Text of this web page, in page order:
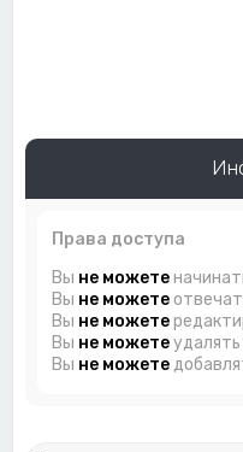
Права доступа
Вы не можете
Вы не можете
Вы не можете
Вы не можете
Вы не можете